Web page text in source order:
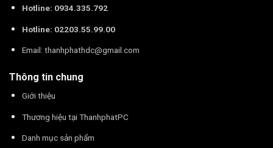
Hotline: 0934.335.792
Hotline: 02203.55.99.00
Email: thanhphathdc@gmail.com
Thông tin chung
Giới thiệu
Thương hiệu tại ThanhphatPC
Danh mục sản phẩm